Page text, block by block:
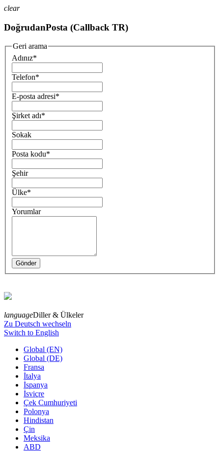
clear
DoğrudanPosta (Callback TR)
Geri arama
Adınız*
Telefon*
E-posta adresi*
Şirket adı*
Sokak
Posta kodu*
Şehir
Ülke*
Yorumlar
languageDiller & Ülkeler
Zu Deutsch wechseln
Switch to English
Global (EN)
Global (DE)
Fransa
İtalya
İspanya
İsviçre
Çek Cumhuriyeti
Polonya
Hindistan
Çin
Meksika
ABD